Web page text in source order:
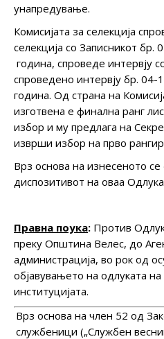
унапредување.
Комисијата за селекција
селекција со Записникот
година, спроведе интервју
спроведено интервју бр.
година. Од страна на
изготвена е финална ранг
избор и му предлага на
изврши избор на прво
Врз основа на изнесеното се
диспозитивот на оваа
Правна поука: Против
преку Општина Велес, до
администрација, во рок од
објавувањето на одлуката
институцијата.
Врз основа на член 52 од
службеници („Службен